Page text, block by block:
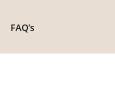
FAQ’s